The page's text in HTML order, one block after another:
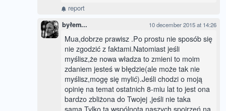
report
byłem... 10 december 2015 at 14:26
Mua,dobrze prawisz .Po prostu nie sposób się
nie zgodzić z faktami.Natomiast jeśli
myślisz,że nowa władza to zmieni to moim
zdaniem jesteś w błędzie(ale może tak nie
myślisz,mogę się mylić).Jeśli chodzi o moją
opinię na temat ostatnich 8-miu lat to jest ona
bardzo zbliżona do Twojej ,jeśli nie taka
sama.Tylko ta wspólnota naszych spojrzeń na